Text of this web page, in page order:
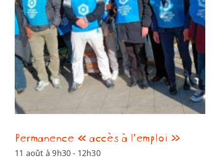
Permanence « accès à l’emploi »
11 août à 9h30- 12h30